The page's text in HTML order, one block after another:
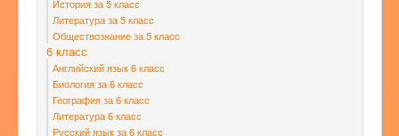
История за 5 класс
Литература за 5 класс
Обществознание за 5 класс
6 класс
Английский язык 6 класс
Биология за 6 класс
География за 6 класс
Литература 6 класс
Русский язык за 6 класс